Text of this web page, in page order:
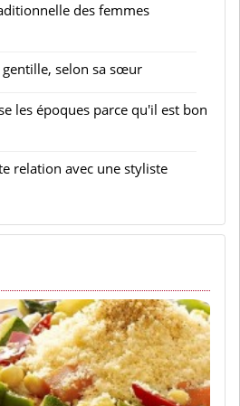
des femmes
gentille, selon sa sœur
les époques parce qu'il est bon
relation avec une styliste